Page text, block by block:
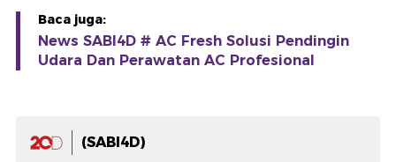
Baca juga:
News SABI4D # AC Fresh Solusi Pendingin
Udara Dan Perawatan AC Profesional
(SABI4D)